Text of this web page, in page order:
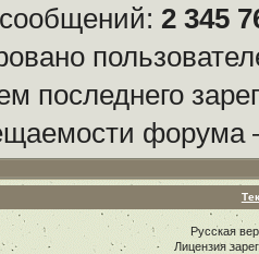
2 345
последнего
Русская
Лицензия